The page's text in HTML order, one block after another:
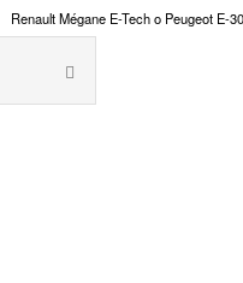
Renault Mégane E-Tech o Peugeot E-